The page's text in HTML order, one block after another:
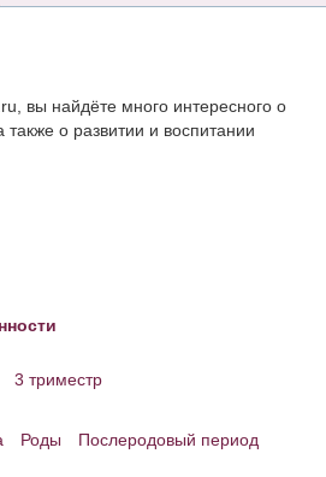
вы найдёте много интересного о
о развитии и воспитании
3 триместр
Роды
Послеродовый период